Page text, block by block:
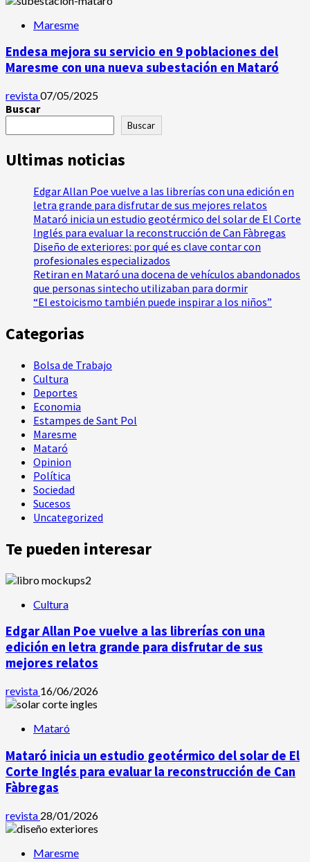
Maresme
Endesa mejora su servicio en 9 poblaciones del
Maresme con una nueva subestación en Mataró
revista07/05/2025
Buscar
Buscar
Ultimas noticias
Edgar Allan Poe vuelve a las librerías con una edición en
letra grande para disfrutar de sus mejores relatos
Mataró inicia un estudio geotérmico del solar de El Corte
Inglés para evaluar la reconstrucción de Can Fàbregas
Diseño de exteriores: por qué es clave contar con
profesionales especializados
Retiran en Mataró una docena de vehículos abandonados
que personas sintecho utilizaban para dormir
“El estoicismo también puede inspirar a los niños”
Categorias
Bolsa de Trabajo
Cultura
Deportes
Economia
Estampes de Sant Pol
Maresme
Mataró
Opinion
Política
Sociedad
Sucesos
Uncategorized
Te pueden interesar
Cultura
Edgar Allan Poe vuelve a las librerías con una
edición en letra grande para disfrutar de sus
mejores relatos
revista 16/06/2026
Mataró
Mataró inicia un estudio geotérmico del solar de El
Corte Inglés para evaluar la reconstrucción de Can
Fàbregas
revista 28/01/2026
Maresme